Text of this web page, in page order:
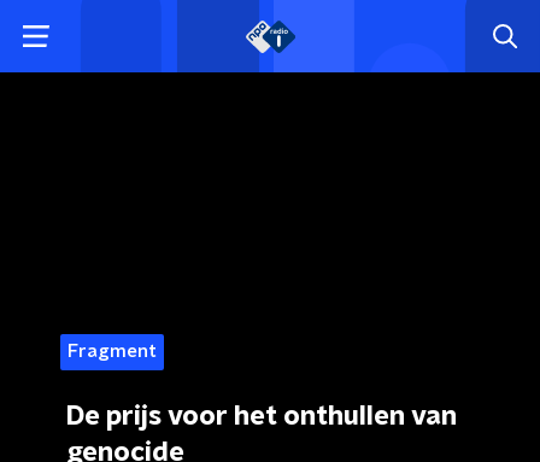
Fragment
De prijs voor het onthullen van
genocide